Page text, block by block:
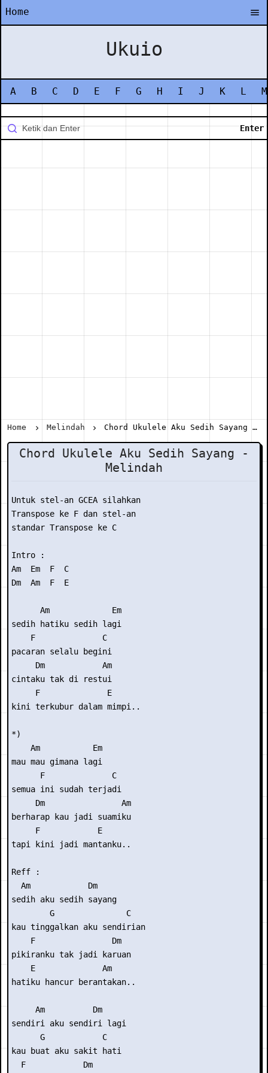
Home
Ukuio
A B C D E F G H I J K L M
Home Melindah Chord Ukulele Aku Sedih Sayang - Melindah
Chord Ukulele Aku Sedih Sayang -
Melindah
Untuk stel-an GCEA silahkan
Transpose ke F dan stel-an
standar Transpose ke C
Intro :
Am  Em  F  C
Dm  Am  F  E
      Am             Em
sedih hatiku sedih lagi
    F              C
pacaran selalu begini
     Dm            Am
cintaku tak di restui
     F              E
kini terkubur dalam mimpi..
*)
    Am           Em
mau mau gimana lagi
      F              C
semua ini sudah terjadi
     Dm                Am
berharap kau jadi suamiku
     F            E
tapi kini jadi mantanku..
Reff :
  Am            Dm
sedih aku sedih sayang
        G               C
kau tinggalkan aku sendirian
    F                Dm
pikiranku tak jadi karuan
    E              Am
hatiku hancur berantakan..
     Am          Dm
sendiri aku sendiri lagi
      G            C
kau buat aku sakit hati
  F            Dm